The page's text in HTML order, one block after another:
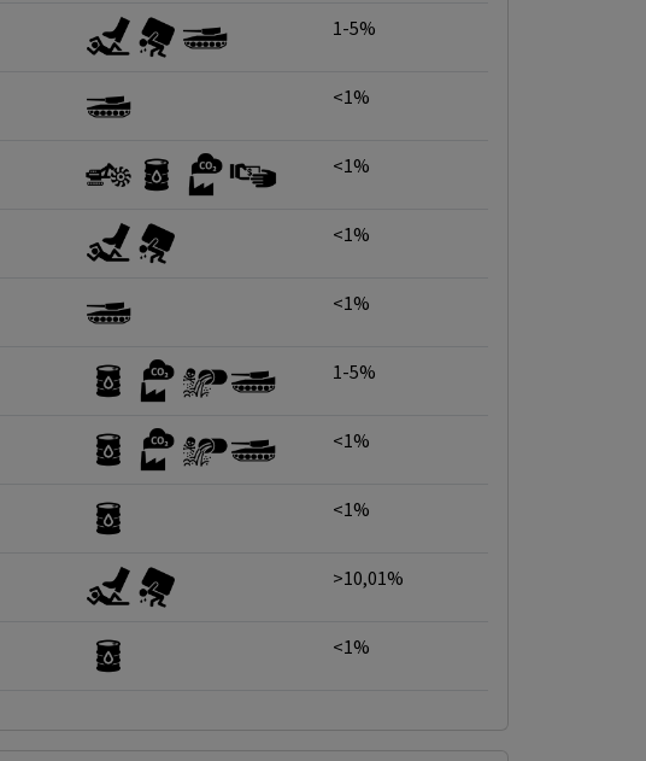
1-5%
<1%
<1%
<1%
<1%
1-5%
<1%
<1%
>10,01%
<1%